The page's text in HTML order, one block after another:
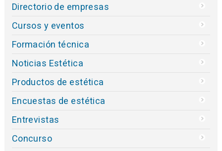
Directorio de empresas
Cursos y eventos
Formación técnica
Noticias Estética
Productos de estética
Encuestas de estética
Entrevistas
Concurso